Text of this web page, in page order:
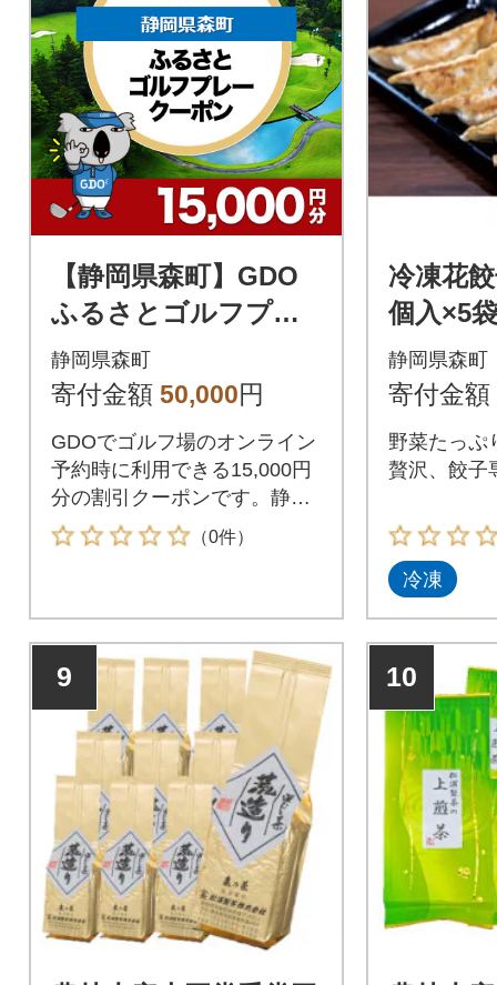
【静岡県森町】GDO
ふるさとゴルフプレ
ークーポン(15,000円
分)
静岡県森町
寄付金額 50,000円
GDOでゴルフ場のオンライン
予約時に利用できる15,000円
分の割引クーポンです。静岡
県森町が指定するゴルフ場で
利用できます。
（0件）
冷凍花
個入×5
静岡県森町
寄付金額
野菜たっぷ
贅沢、餃子
冷凍
9 10